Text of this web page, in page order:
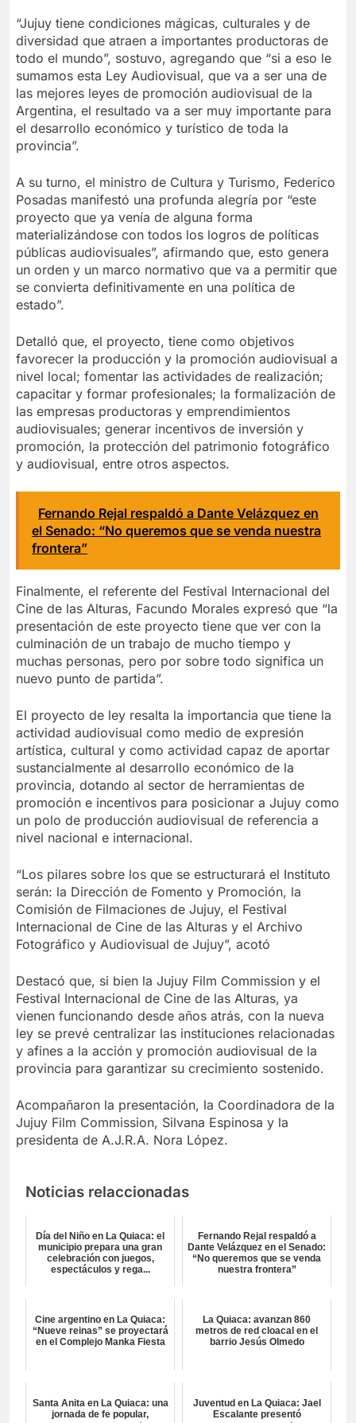
“Jujuy tiene condiciones mágicas, culturales y de
diversidad que atraen a importantes productoras de
todo el mundo”, sostuvo, agregando que “si a eso le
sumamos esta Ley Audiovisual, que va a ser una de
las mejores leyes de promoción audiovisual de la
Argentina, el resultado va a ser muy importante para
el desarrollo económico y turístico de toda la
provincia”.
A su turno, el ministro de Cultura y Turismo, Federico
Posadas manifestó una profunda alegría por “este
proyecto que ya venía de alguna forma
materializándose con todos los logros de políticas
públicas audiovisuales”, afirmando que, esto genera
un orden y un marco normativo que va a permitir que
se convierta definitivamente en una política de
estado”.
Detalló que, el proyecto, tiene como objetivos
favorecer la producción y la promoción audiovisual a
nivel local; fomentar las actividades de realización;
capacitar y formar profesionales; la formalización de
las empresas productoras y emprendimientos
audiovisuales; generar incentivos de inversión y
promoción, la protección del patrimonio fotográfico
y audiovisual, entre otros aspectos.
Fernando Rejal respaldó a Dante Velázquez en
el Senado: “No queremos que se venda nuestra
frontera”
Finalmente, el referente del Festival Internacional del
Cine de las Alturas, Facundo Morales expresó que “la
presentación de este proyecto tiene que ver con la
culminación de un trabajo de mucho tiempo y
muchas personas, pero por sobre todo significa un
nuevo punto de partida”.
El proyecto de ley resalta la importancia que tiene la
actividad audiovisual como medio de expresión
artística, cultural y como actividad capaz de aportar
sustancialmente al desarrollo económico de la
provincia, dotando al sector de herramientas de
promoción e incentivos para posicionar a Jujuy como
un polo de producción audiovisual de referencia a
nivel nacional e internacional.
“Los pilares sobre los que se estructurará el Instituto
serán: la Dirección de Fomento y Promoción, la
Comisión de Filmaciones de Jujuy, el Festival
Internacional de Cine de las Alturas y el Archivo
Fotográfico y Audiovisual de Jujuy”, acotó
Destacó que, si bien la Jujuy Film Commission y el
Festival Internacional de Cine de las Alturas, ya
vienen funcionando desde años atrás, con la nueva
ley se prevé centralizar las instituciones relacionadas
y afines a la acción y promoción audiovisual de la
provincia para garantizar su crecimiento sostenido.
Acompañaron la presentación, la Coordinadora de la
Jujuy Film Commission, Silvana Espinosa y la
presidenta de A.J.R.A. Nora López.
Noticias relaccionadas
Día del Niño en La Quiaca: el
municipio prepara una gran
celebración con juegos,
espectáculos y rega...
Fernando Rejal respaldó a
Dante Velázquez en el Senado:
“No queremos que se venda
nuestra frontera”
Cine argentino en La Quiaca:
“Nueve reinas” se proyectará
en el Complejo Manka Fiesta
La Quiaca: avanzan 860
metros de red cloacal en el
barrio Jesús Olmedo
Santa Anita en La Quiaca: una
jornada de fe popular,
Juventud en La Quiaca: Jael
Escalante presentó